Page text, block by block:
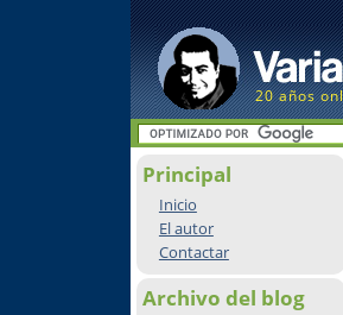
20 años
Principal
Inicio
El autor
Contactar
Archivo del blog